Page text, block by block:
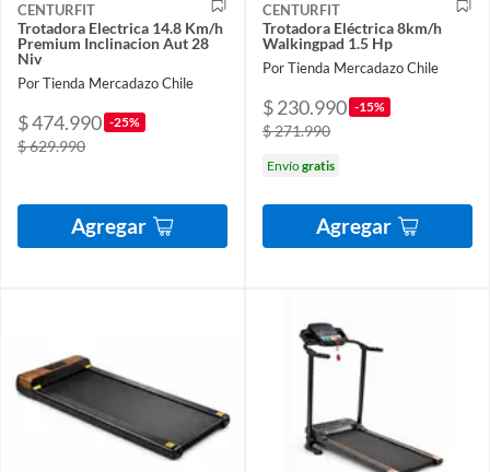
CENTURFIT
Trotadora Electrica 14.8 Km/h
Premium Inclinacion Aut 28
Niv
Por Tienda Mercadazo Chile
$ 474.990 -25%
$ 629.990
Agregar
CENTURFIT
Trotadora Eléctrica 8km/h
Walkingpad 1.5 Hp
Por Tienda Mercadazo Chile
$ 230.990 -15%
$ 271.990
Envíogratis
Agregar